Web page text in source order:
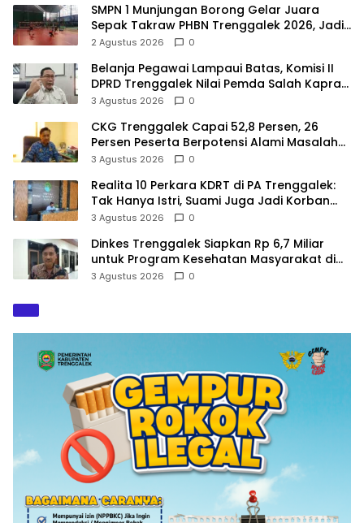
SMPN 1 Munjungan Borong Gelar Juara
Sepak Takraw PHBN Trenggalek 2026, Jadi
Modal Menuju POPDA Jatim
2 Agustus 2026 0
Belanja Pegawai Lampaui Batas, Komisi II
DPRD Trenggalek Nilai Pemda Salah Kaprah
dalam Perencanaan
3 Agustus 2026 0
CKG Trenggalek Capai 52,8 Persen, 26
Persen Peserta Berpotensi Alami Masalah
Kejiwaan
3 Agustus 2026 0
Realita 10 Perkara KDRT di PA Trenggalek:
Tak Hanya Istri, Suami Juga Jadi Korban
Kekerasan
3 Agustus 2026 0
Dinkes Trenggalek Siapkan Rp 6,7 Miliar
untuk Program Kesehatan Masyarakat di
2027
3 Agustus 2026 0